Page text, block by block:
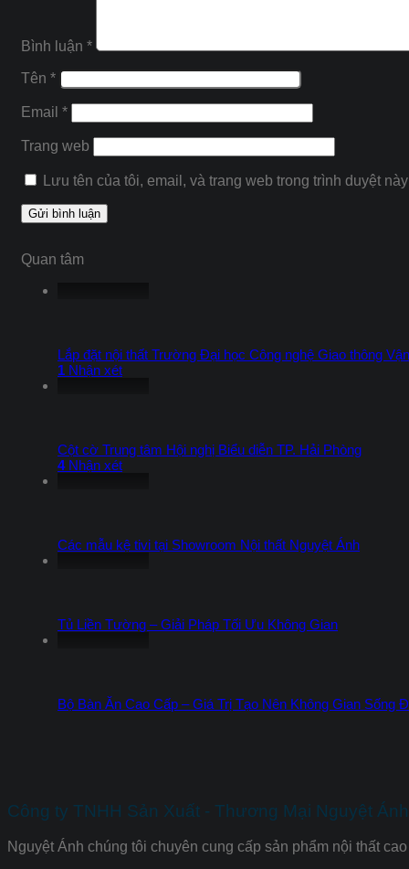
Bình luận *
Tên *
Email *
Trang web
Lưu tên của tôi, email, và trang web trong trình duyệt
Quan tâm
Lắp đặt nội thất Trường Đại học Công nghệ Giao thông
1 Nhận xét
Cột cờ Trung tâm Hội nghị Biểu diễn TP. Hải Phòng
4Nhận xét
Các mẫu kệ tivi tại Showroom Nội thất Nguyệt Ánh
Tủ Liền Tường – Giải Pháp Tối Ưu Không Gian
Bộ Bàn Ăn Cao Cấp – Giá Trị Tạo Nên Không Gian Sống
Công ty TNHH Sản Xuất - Thương Mại Nguyệt
Nguyệt Ánh chúng tôi chuyên cung cấp sản phẩm nội thất